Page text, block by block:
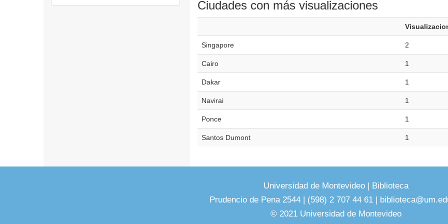
Ciudades con más visualizaciones
Singapore 2
Cairo 1
Dakar 1
Navirai 1
Ponce 1
Santos Dumont 1
Universidad de Montevideo | Biblioteca
Prudencio de Pena 2544 | (598) 2 707 44 61 |
© 2021 Universidad de Montevideo